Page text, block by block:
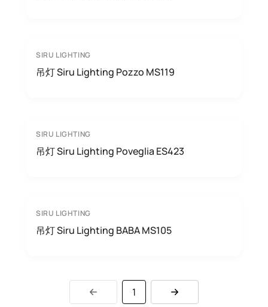
SIRU LIGHTING
吊灯 Siru Lighting Pozzo MS119
SIRU LIGHTING
吊灯 Siru Lighting Poveglia ES423
SIRU LIGHTING
吊灯 Siru Lighting BABA MS105
1